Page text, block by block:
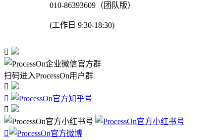
010-86393609（团队版）
(工作日 9:30-18:30)

扫码进入ProcessOn用户群



